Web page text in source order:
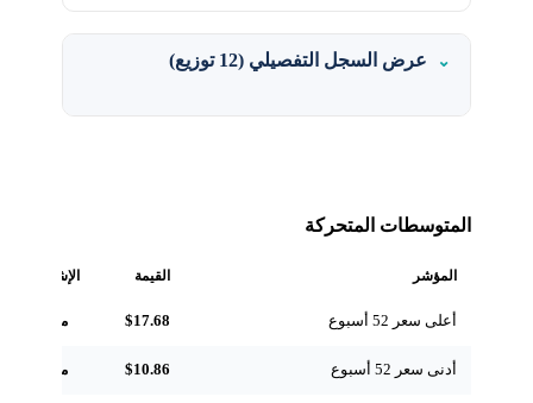
عرض السجل التفصيلي (12 توزيع)
المتوسطات المتحركة
المؤشر القيمة الإشارة
أعلى سعر 52 أسبوع $17.68 مرجعي
أدنى سعر 52 أسبوع $10.86 مرجعي